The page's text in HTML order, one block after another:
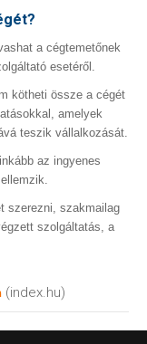
a cégtemetőnek
esetéről.
kötheti össze a cégét
amelyek
teszik vállalkozását.
az ingyenes
szerezni, szakmailag
szolgáltatás, a
(index.hu)